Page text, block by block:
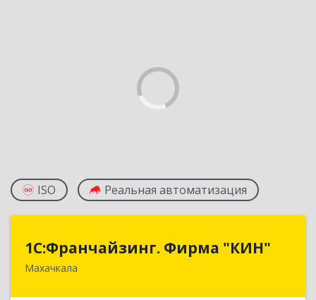
ISO Реальная автоматизация
1С:Франчайзинг. Фирма "КИН"
Махачкала
1С:Франчайзинг. Фирма "КИН"
367030, Дагестан Респ, Махачкала г, И.Казака